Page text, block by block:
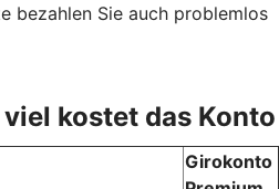
bezahlen Sie auch problemlos
kostet das Konto
Girokonto